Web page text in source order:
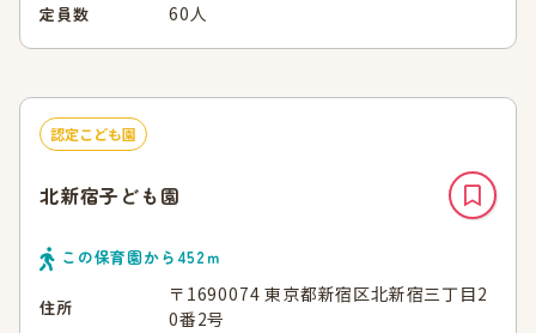
定員数 60人
認定こども園
北新宿子ども園
この保育園から 452ｍ
住所
〒1690074 東京都新宿区北新宿三丁目2
0番2号